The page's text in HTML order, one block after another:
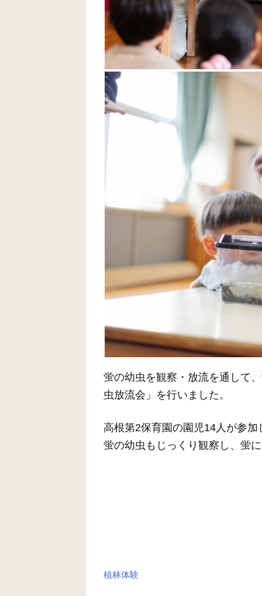
蛍の幼虫を観察・放流を通して
虫放流会」を行いました。
高根第2保育園の園児14人が参加
蛍の幼虫もじっくり観察し、蛍
植林体験